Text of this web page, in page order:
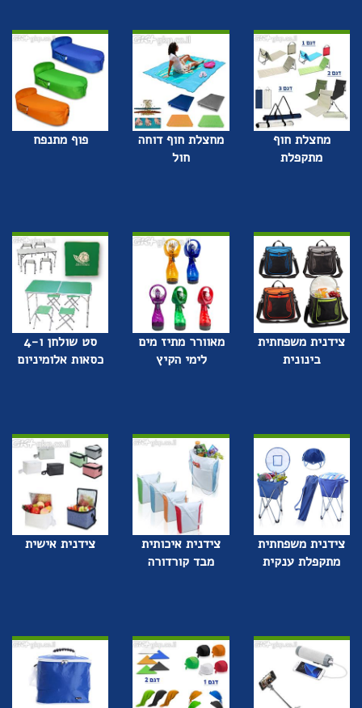
מחצלת חוף
מתקפלת
מחצלת חוף דוחה
חול
פוף מתנפח
צידנית משפחתית
בינונית
מאוורר מתיז מים
לימי הקיץ
סט שולחן ו-4
כסאות אלומיניום
צידנית משפחתית
מתקפלת ענקית
צידנית איכותית
מבד קורדורה
צידנית אישית